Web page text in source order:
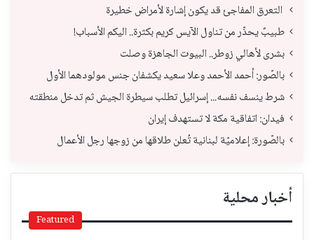
التعرق المفاجئ قد يكون إشارة لأمراض خطيرة
طبيبٌ يحذّر من تناول الآيس كريم بكثرة.. اليكم الأسباب!
بشرى لأهالي زوطر.. البيوت الجاهزة وصلت
بالصّور: أحمد الأحمد وعلا سعيد يكشفان جنس مولودهما الأول
شرط ينسف نفسه... إسرائيل تطلب سيطرة الجيش ثم تدخل منطقته
فيدان: اتفاقية مكة لا تستهدف إيران
بالصّورة: إعلاميّة لبنانية تُعلن طلاقها من زوجها رجل الأعمال
أخبار محلية
Featured